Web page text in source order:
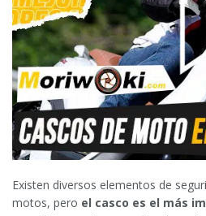
Existen diversos elementos de
motos, pero el casco es el más